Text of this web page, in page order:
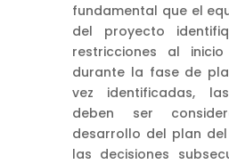
fundamental que el
del proyecto
restricciones al
durante la fase de
vez identificadas,
deben ser
desarrollo del plan
las decisiones